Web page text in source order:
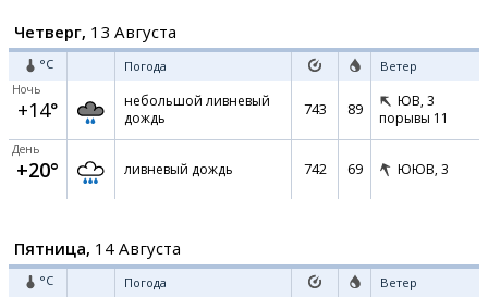
Четверг, 13 Августа
°C Погода Ветер
Ночь
+14°
небольшой ливневый
дождь
743 89 ЮВ, 3
порывы 11
День
+20° ливневый дождь 742 69 ЮЮВ, 3
Пятница, 14 Августа
°C Погода Ветер